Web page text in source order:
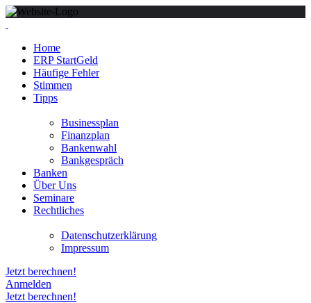
Home
ERP StartGeld
Häufige Fehler
Stimmen
Tipps
Businessplan
Finanzplan
Bankenwahl
Bankgespräch
Banken
Über Uns
Seminare
Rechtliches
Datenschutzerklärung
Impressum
Jetzt berechnen!
Anmelden
Jetzt berechnen!